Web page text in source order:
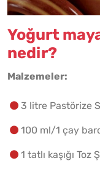
Yoğurt
nedir?
Malzemeler:
3 litre Pastörize
100 ml/1 çay
1 tatlı kaşığı Toz